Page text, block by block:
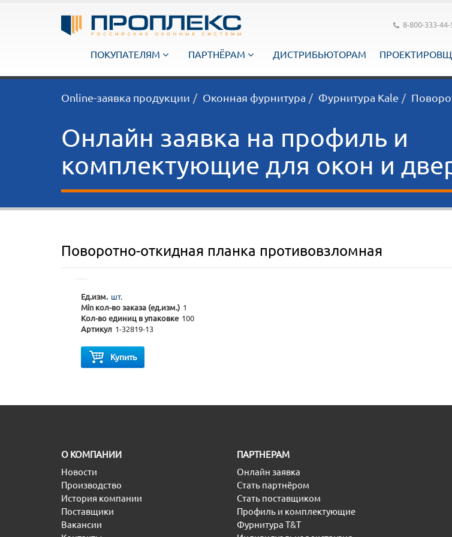
8-800-333-44-
ПОКУПАТЕЛЯМ ПАРТНЁРАМ ДИСТРИБЬЮТОРАМ
Online-заявка продукции Оконная фурнитура Фурнитура Kale
Онлайн заявка на профиль и
комплектующие для окон и
Поворотно-откидная планка противовзломная
Ед.изм. шт.
Min кол-во заказа (ед.изм.) 1
Кол-во единиц в упаковке 100
Артикул 1-32819-13
Купить
O КОМПАНИИ
Новости
Производство
История компании
Поставщики
Вакансии
ПАРТНЕРАМ
Онлайн заявка
Стать партнёром
Стать поставщиком
Профиль и комплектующие
Фурнитура T&T